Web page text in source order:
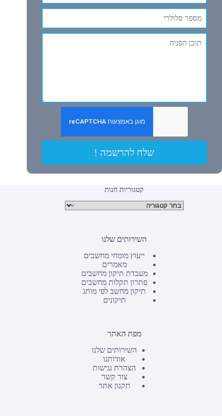
שלח להרשמה !
קטגוריות חנות
קטגוריות מוצרים
השירותים שלנו
ייעוץ מומחי מחשבים
מאמרים
מעבדת תיקון מחשבים
פתרון תקלות מחשבים
תיקון מחשב לפי מותג
תיקונים
מפת האתר
השירותים שלנו
אודותנו
הצהרת נגישות
צור קשר
תקנון אתר